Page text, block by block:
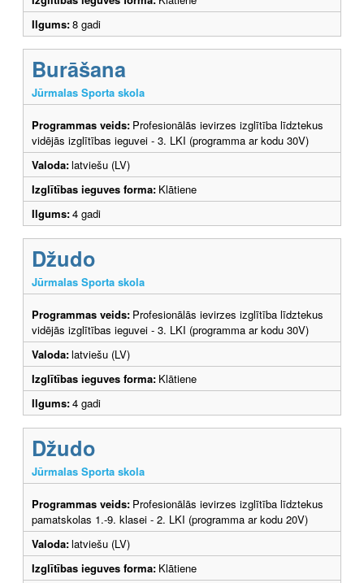
Ilgums:8 gadi
Burāšana
Jūrmalas Sporta skola
Programmas veids: Profesionālās ievirzes izglītība līdztekus
vidējās izglītības ieguvei - 3. LKI (programma ar kodu 30V)
Valoda:latviešu (LV)
Izglītības ieguves forma: Klātiene
Ilgums:4 gadi
Džudo
Jūrmalas Sporta skola
Programmas veids: Profesionālās ievirzes izglītība līdztekus
vidējās izglītības ieguvei - 3. LKI (programma ar kodu 30V)
Valoda:latviešu (LV)
Izglītības ieguves forma: Klātiene
Ilgums:4 gadi
Džudo
Jūrmalas Sporta skola
Programmas veids: Profesionālās ievirzes izglītība līdztekus
pamatskolas 1.-9. klasei - 2. LKI (programma ar kodu 20V)
Valoda:latviešu (LV)
Izglītības ieguves forma: Klātiene